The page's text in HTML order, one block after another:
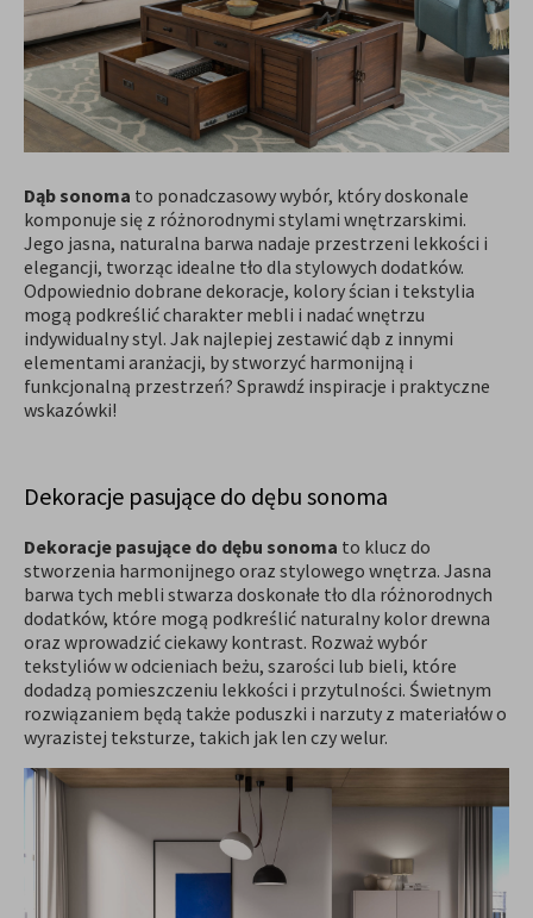
Dąb sonoma to ponadczasowy wybór, który doskonale
komponuje się z różnorodnymi stylami wnętrzarskimi.
Jego jasna, naturalna barwa nadaje przestrzeni lekkości i
elegancji, tworząc idealne tło dla stylowych dodatków.
Odpowiednio dobrane dekoracje, kolory ścian i tekstylia
mogą podkreślić charakter mebli i nadać wnętrzu
indywidualny styl. Jak najlepiej zestawić dąb z innymi
elementami aranżacji, by stworzyć harmonijną i
funkcjonalną przestrzeń? Sprawdź inspiracje i praktyczne
wskazówki!
Dekoracje pasujące do dębu sonoma
Dekoracje pasujące do dębu sonoma to klucz do
stworzenia harmonijnego oraz stylowego wnętrza. Jasna
barwa tych mebli stwarza doskonałe tło dla różnorodnych
dodatków, które mogą podkreślić naturalny kolor drewna
oraz wprowadzić ciekawy kontrast. Rozważ wybór
tekstyliów w odcieniach beżu, szarości lub bieli, które
dodadzą pomieszczeniu lekkości i przytulności. Świetnym
rozwiązaniem będą także poduszki i narzuty z materiałów o
wyrazistej teksturze, takich jak len czy welur.